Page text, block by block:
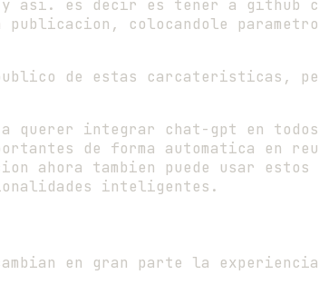
asi. es decir es tener a
colocandole
de estas carcateristicas,
querer integrar chat-gpt en
de forma automatica en
ahora tambien puede usar
inteligentes.
en gran parte la